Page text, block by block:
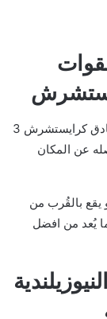
فندق حلبة السباق كرايستشرش هو أحد افضل فنادق كرايستشرش 3
عن المكان
بالقُرب من
مسافة تُقدّر بحوالي 400 م فيما يُعد من افضل